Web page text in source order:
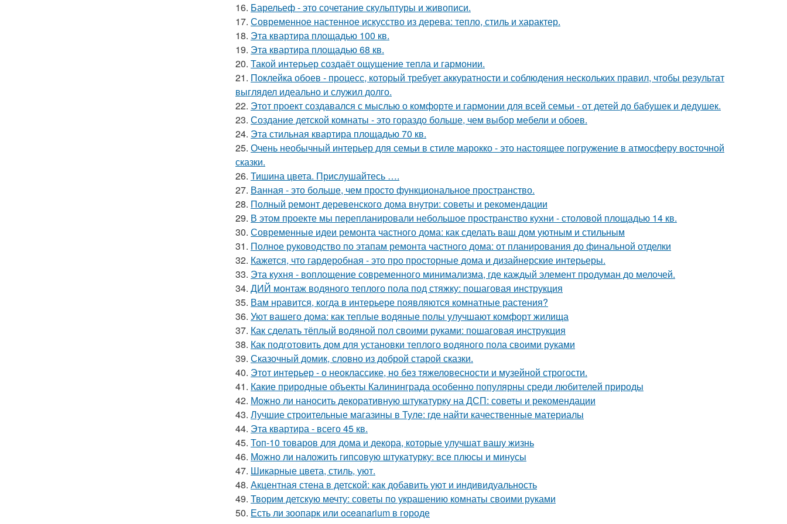
16. Барельеф - это сочетание скульптуры и живописи.
17. Современное настенное искусство из дерева: тепло, стиль и характер.
18. Эта квартира площадью 100 кв.
19. Эта квартира площадью 68 кв.
20. Такой интерьер создаёт ощущение тепла и гармонии.
21. Поклейка обоев - процесс, который требует аккуратности и соблюдения нескольких правил, чтобы результат
выглядел идеально и служил долго.
22. Этот проект создавался с мыслью о комфорте и гармонии для всей семьи - от детей до бабушек и дедушек.
23. Создание детской комнаты - это гораздо больше, чем выбор мебели и обоев.
24. Эта стильная квартира площадью 70 кв.
25. Очень необычный интерьер для семьи в стиле марокко - это настоящее погружение в атмосферу восточной
сказки.
26. Тишина цвета. Прислушайтесь ….
27. Ванная - это больше, чем просто функциональное пространство.
28. Полный ремонт деревенского дома внутри: советы и рекомендации
29. В этом проекте мы перепланировали небольшое пространство кухни - столовой площадью 14 кв.
30. Современные идеи ремонта частного дома: как сделать ваш дом уютным и стильным
31. Полное руководство по этапам ремонта частного дома: от планирования до финальной отделки
32. Кажется, что гардеробная - это про просторные дома и дизайнерские интерьеры.
33. Эта кухня - воплощение современного минимализма, где каждый элемент продуман до мелочей.
34. ДИЙ монтаж водяного теплого пола под стяжку: пошаговая инструкция
35. Вам нравится, когда в интерьере появляются комнатные растения?
36. Уют вашего дома: как теплые водяные полы улучшают комфорт жилища
37. Как сделать тёплый водяной пол своими руками: пошаговая инструкция
38. Как подготовить дом для установки теплого водяного пола своими руками
39. Сказочный домик, словно из доброй старой сказки.
40. Этот интерьер - о неоклассике, но без тяжеловесности и музейной строгости.
41. Какие природные объекты Калининграда особенно популярны среди любителей природы
42. Можно ли наносить декоративную штукатурку на ДСП: советы и рекомендации
43. Лучшие строительные магазины в Туле: где найти качественные материалы
44. Эта квартира - всего 45 кв.
45. Топ-10 товаров для дома и декора, которые улучшат вашу жизнь
46. Можно ли наложить гипсовую штукатурку: все плюсы и минусы
47. Шикарные цвета, стиль, уют.
48. Акцентная стена в детской: как добавить уют и индивидуальность
49. Творим детскую мечту: советы по украшению комнаты своими руками
50. Есть ли зоопарк или oceanarium в городе